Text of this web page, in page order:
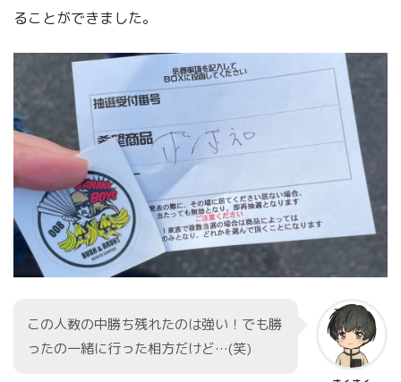
ることができました。
この人数の中勝ち残れたのは強い！でも勝
ったの一緒に行った相方だけど…(笑)